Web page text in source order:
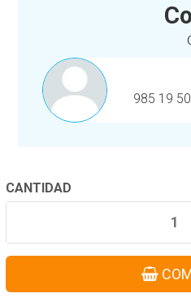
985 19
CANTIDAD